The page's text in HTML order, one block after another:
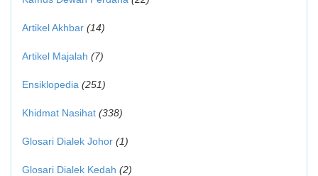
Artikel Akhbar (14)
Artikel Majalah (7)
Ensiklopedia (251)
Khidmat Nasihat (338)
Glosari Dialek Johor (1)
Glosari Dialek Kedah (2)